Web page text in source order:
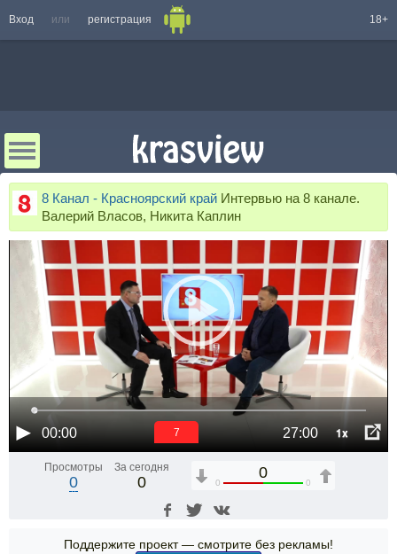
Вход или регистрация 18+
8 Канал - Красноярский край Интервью на 8 канале.
Валерий Власов, Никита Каплин
00:00 27:00 1x
6
Просмотры
0
За сегодня
0
0
0 0
Поддержите проект — смотрите без рекламы!